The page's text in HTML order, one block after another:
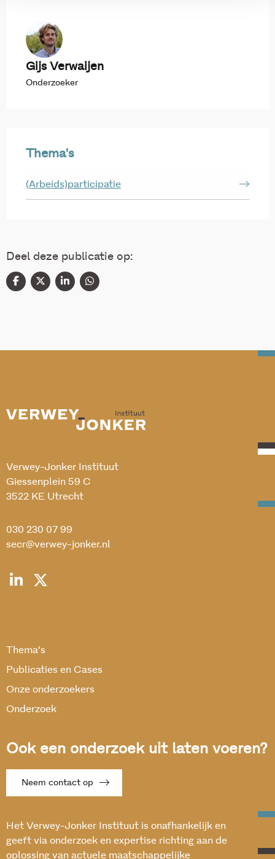
Gijs Verwaijen
Onderzoeker
Thema's
(Arbeids)participatie
Deel deze publicatie op:
Verwey-Jonker Instituut
Giessenplein 59 C
3522 KE Utrecht
030 230 07 99
secr@verwey-jonker.nl
Thema’s
Publicaties en Cases
Onze onderzoekers
Onderzoek
Ook een onderzoek uit laten voeren?
Neem contact op
Het Verwey-Jonker Instituut is onafhankelijk en
geeft via onderzoek en expertise richting aan de
oplossing van actuele maatschappelijke